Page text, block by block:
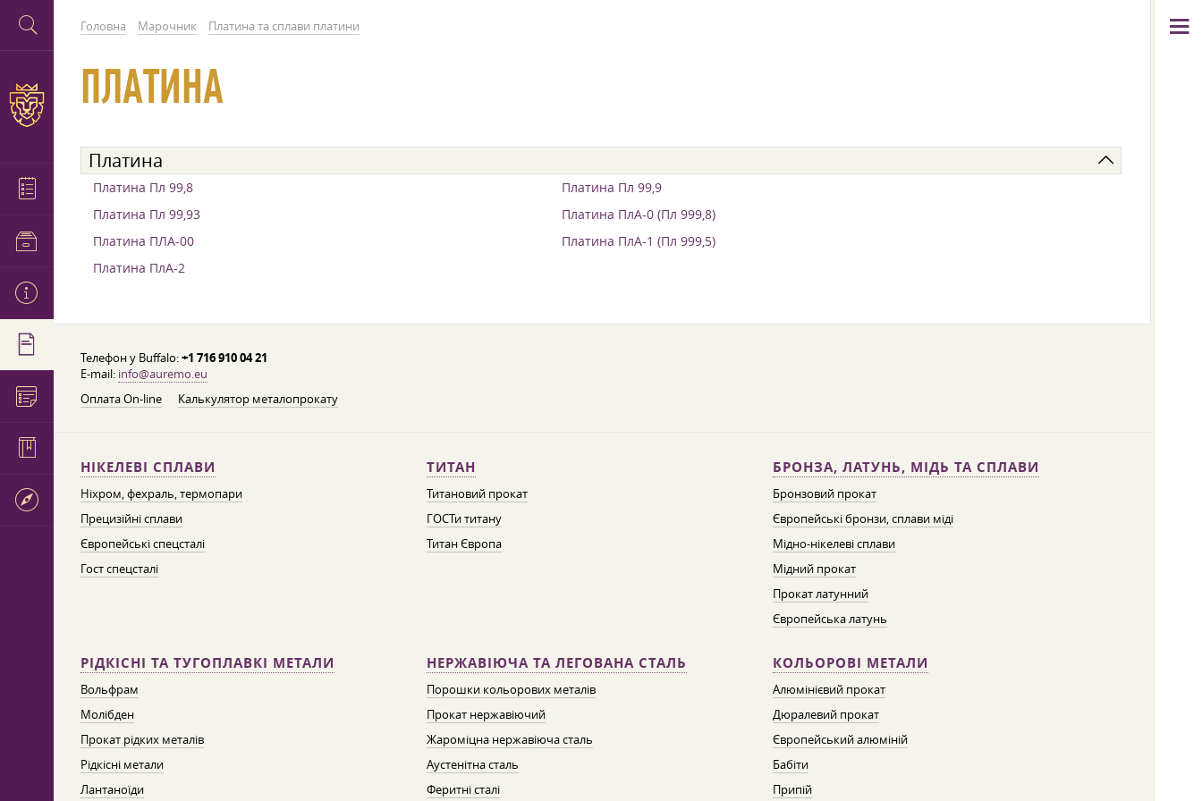
Головна Марочник Платина та сплави платини
ПЛАТИНА
Платина
Платина Пл 99,8
Платина Пл 99,9
Платина Пл 99,93
Платина ПлА-0 (Пл 999,8)
Платина ПЛА-00
Платина ПлА-1 (Пл 999,5)
Платина ПлА-2
Телефон у Buffalo:+1 716 910 04 21
E-mail: info@auremo.eu
Оплата On-line
Калькулятор металопрокату
НІКЕЛЕВІ СПЛАВИ
Ніхром, фехраль, термопари
Прецизійні сплави
Європейські спецсталі
Гост спецсталі
ТИТАН
Титановий прокат
ГОСТи титану
Титан Європа
БРОНЗА, ЛАТУНЬ, МІДЬ ТА СПЛАВИ
Бронзовий прокат
Європейські бронзи, сплави міді
Мідно-нікелеві сплави
Мідний прокат
Прокат латунний
Європейська латунь
РІДКІСНІ ТА ТУГОПЛАВКІ МЕТАЛИ
Вольфрам
Молібден
Прокат рідких металів
Рідкісні метали
Лантаноїди
НЕРЖАВІЮЧА ТА ЛЕГОВАНА СТАЛЬ
Порошки кольорових металів
Прокат нержавіючий
Жароміцна нержавіюча сталь
Аустенітна сталь
Феритні сталі
КОЛЬОРОВІ МЕТАЛИ
Алюмінієвий прокат
Дюралевий прокат
Європейський алюміній
Бабіти
Припій